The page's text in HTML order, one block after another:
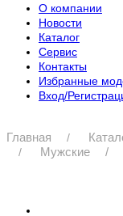
О компании
Новости
Каталог
Сервис
Контакты
Избранные
Вход/
Главная
Мужские